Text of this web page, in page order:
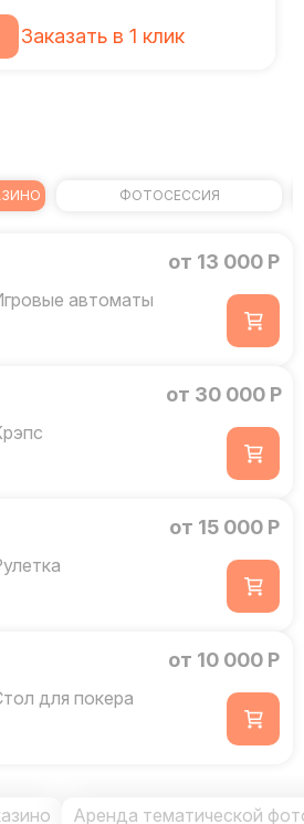
Заказать в 1 клик
ФОТОСЕССИЯ
автоматы
от 13 000 Р
от 30 000 Р
от 15 000 Р
для покера
от 10 000 Р
Аренда тематической